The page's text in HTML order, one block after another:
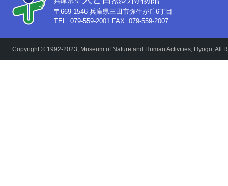
〒669-1546 兵庫県三田市弥生が丘6丁目
TEL: 079-559-2001 FAX: 079-559-2007
Copyright © 1992-2023, Museum of Nature and Human Activities, Hyogo, All